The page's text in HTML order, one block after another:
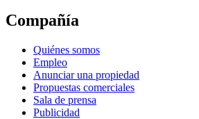
Compañía
Quiénes somos
Empleo
Anunciar una propiedad
Propuestas comerciales
Sala de prensa
Publicidad